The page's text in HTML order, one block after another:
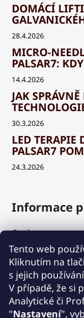
Tento web
Kliknutím na
s jejich
V případě, že si
Analytické či
"Nastavení",
DOMÁCÍ
28.4.2026
MICRO-
PALSAR7:
14.4.2026
JAK
30.3.2026
LED TERAPIE
PALSAR7
24.3.2026
Informace
O nás
Výhody a garance
Množstevní slevy
Způsob nákupu a
Reklamace
Obchodní
Podmínky